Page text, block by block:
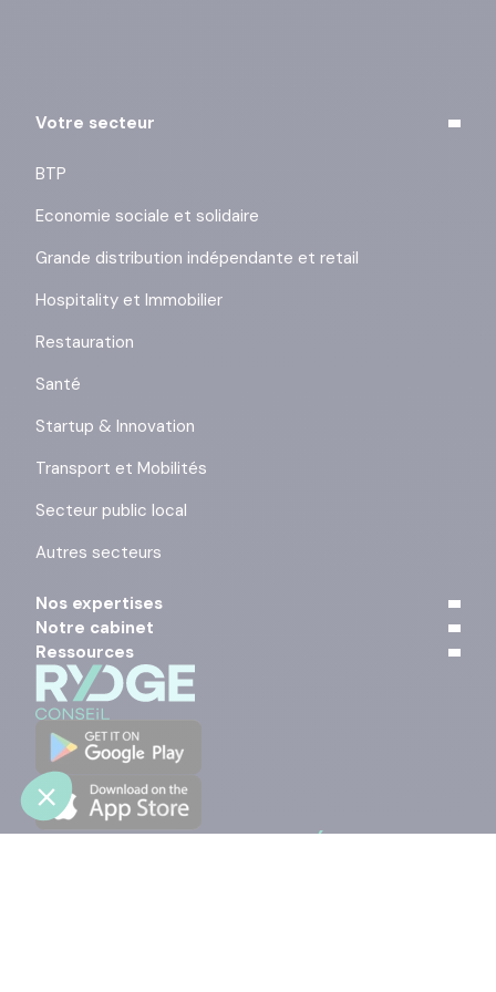
Votre secteur
BTP
Economie sociale et solidaire
Grande distribution indépendante et retail
Hospitality et Immobilier
Restauration
Santé
Startup & Innovation
Transport et Mobilités
Secteur public local
Autres secteurs
Nos expertises
Notre cabinet
Ressources